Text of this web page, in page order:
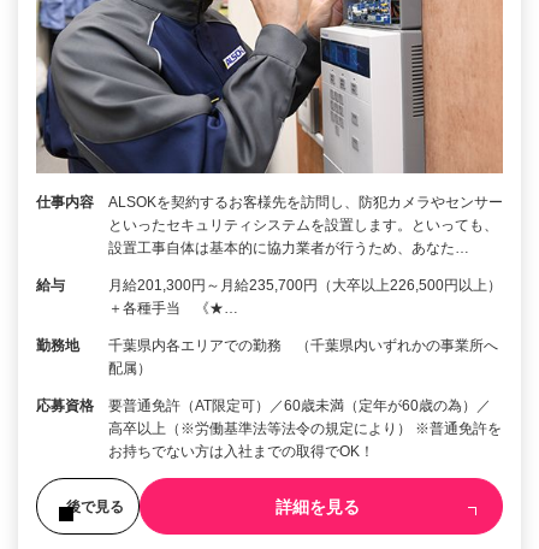
仕事内容
ALSOKを契約するお客様先を訪問し、防犯カメラやセンサー
といったセキュリティシステムを設置します。といっても、
設置工事自体は基本的に協力業者が行うため、あなた…
給与
月給201,300円～月給235,700円（大卒以上226,500円以上）
＋各種手当 《★…
勤務地
千葉県内各エリアでの勤務 （千葉県内いずれかの事業所へ
配属）
応募資格
要普通免許（AT限定可）／60歳未満（定年が60歳の為）／
高卒以上（※労働基準法等法令の規定により） ※普通免許を
お持ちでない方は入社までの取得でOK！
後で見る 詳細を見る